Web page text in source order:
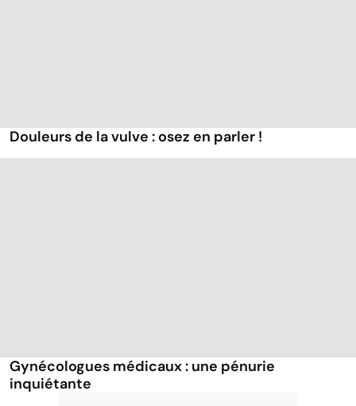
Douleurs de la vulve : osez en parler !
Gynécologues médicaux : une pénurie
inquiétante